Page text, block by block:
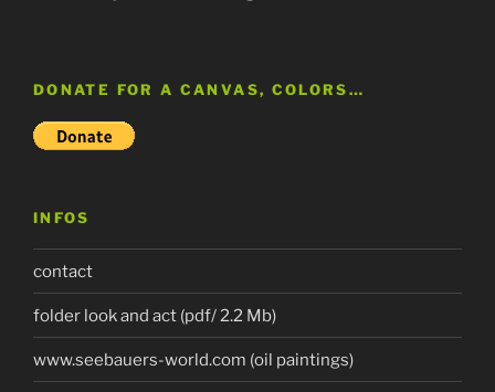
DONATE FOR A CANVAS, COLORS…
INFOS
contact
folder look and act (pdf/ 2.2 Mb)
www.seebauers-world.com (oil paintings)